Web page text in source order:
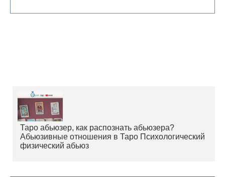
Таро абьюзер, как распознать абьюзера?
Абьюзивные отношения в Таро Психологический
физический абьюз